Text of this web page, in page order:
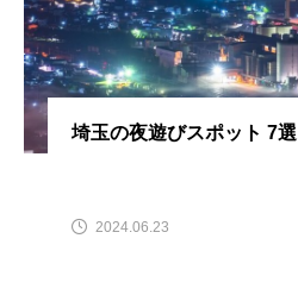
埼玉の夜遊びスポット 7選
2024.06.23